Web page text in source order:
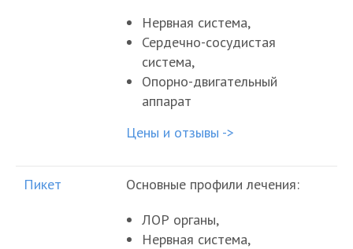
Нервная система,
Сердечно-сосудистая
система,
Опорно-двигательный
аппарат
Цены и отзывы ->
Пикет
Основные профили лечения:
ЛОР органы,
Нервная система,